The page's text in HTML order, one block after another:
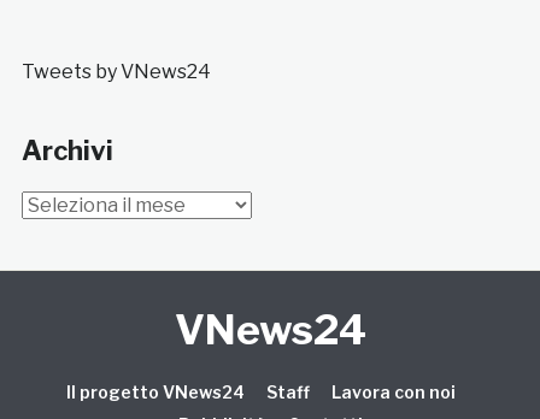
Tweets by VNews24
Archivi
Archivi
VNews24
Il progetto VNews24 Staff
Lavora con noi